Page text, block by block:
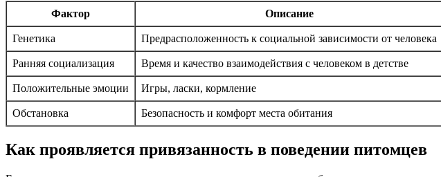
Фактор Описание
Генетика Предрасположенность к социальной зависимости от человека
Ранняя социализация Время и качество взаимодействия с человеком в детстве
Положительные эмоции Игры, ласки, кормление
Обстановка Безопасность и комфорт места обитания
Как проявляется привязанность в поведении питомцев